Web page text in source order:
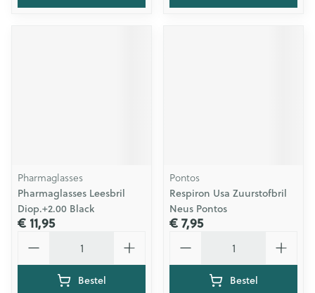
Pharmaglasses
Pharmaglasses Leesbril
Diop.+2.00 Black
€ 11,95
Bestel
Pontos
Respiron Usa Zuurstofbril
Neus Pontos
€ 7,95
Bestel